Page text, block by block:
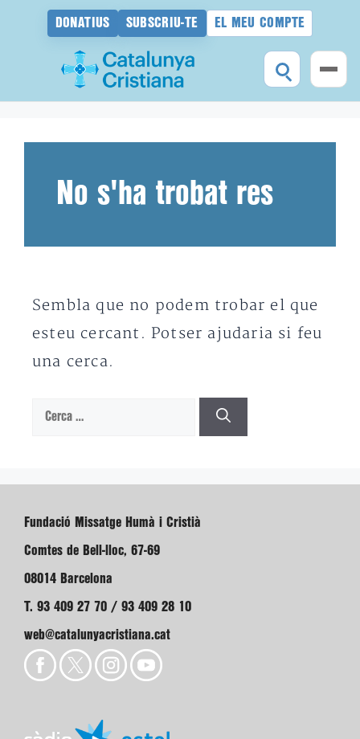
DONATIUS SUBSCRIU-TE EL MEU COMPTE
No s'ha trobat res
Sembla que no podem trobar el que
esteu cercant. Potser ajudaria si feu
una cerca.
Cerca:
Fundació Missatge Humà i Cristià
Comtes de Bell-lloc, 67-69
08014 Barcelona
T. 93 409 27 70 / 93 409 28 10
web@catalunyacristiana.cat